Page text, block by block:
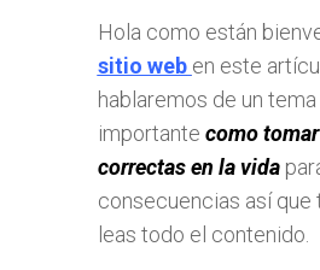
Hola como están
sitio web en este
hablaremos de un
importante como
correctas en la vida
consecuencias así que
leas todo el contenido.